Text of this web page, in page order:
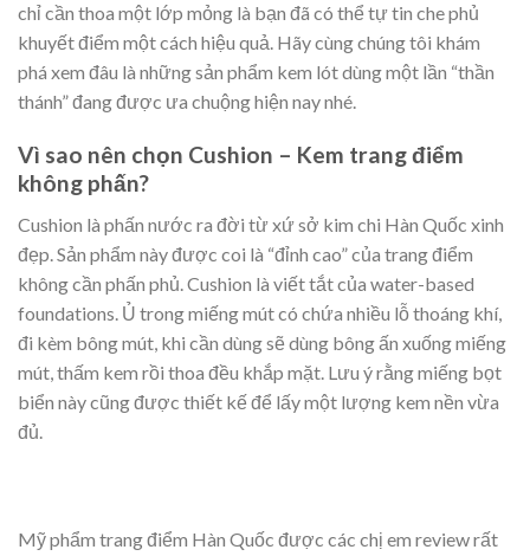
chỉ cần thoa một lớp mỏng là bạn đã có thể tự tin che phủ
khuyết điểm một cách hiệu quả. Hãy cùng chúng tôi khám
phá xem đâu là những sản phẩm kem lót dùng một lần “thần
thánh” đang được ưa chuộng hiện nay nhé.
Vì sao nên chọn Cushion – Kem trang điểm
không phấn?
Cushion là phấn nước ra đời từ xứ sở kim chi Hàn Quốc xinh
đẹp. Sản phẩm này được coi là “đỉnh cao” của trang điểm
không cần phấn phủ. Cushion là viết tắt của water-based
foundations. Ủ trong miếng mút có chứa nhiều lỗ thoáng khí,
đi kèm bông mút, khi cần dùng sẽ dùng bông ấn xuống miếng
mút, thấm kem rồi thoa đều khắp mặt. Lưu ý rằng miếng bọt
biển này cũng được thiết kế để lấy một lượng kem nền vừa
đủ.
Mỹ phẩm trang điểm Hàn Quốc được các chị em review rất